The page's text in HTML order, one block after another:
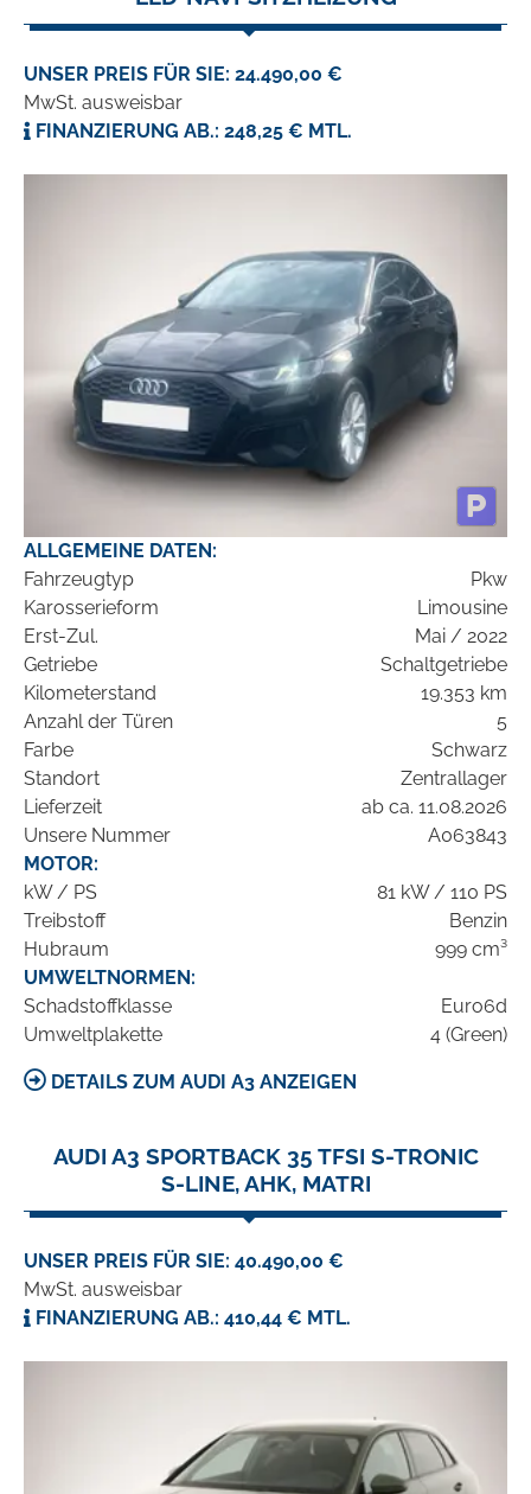
UNSER PREIS FÜR SIE: 24.490,00 €
MwSt. ausweisbar
FINANZIERUNG AB.: 248,25 € MTL.
ALLGEMEINE DATEN:
Fahrzeugtyp
Pkw
Karosserieform
Limousine
Erst-Zul.
Mai / 2022
Getriebe
Schaltgetriebe
Kilometerstand
19.353 km
Anzahl der Türen
5
Farbe
Schwarz
Standort
Zentrallager
Lieferzeit
ab ca. 11.08.2026
Unsere Nummer
A063843
MOTOR:
kW / PS
81 kW / 110 PS
Treibstoff
Benzin
Hubraum
999 cm³
UMWELTNORMEN:
Schadstoffklasse
Euro6d
Umweltplakette
4 (Green)
DETAILS ZUM AUDI A3 ANZEIGEN
AUDI A3 SPORTBACK 35 TFSI S-TRONIC
S-LINE, AHK, MATRI
UNSER PREIS FÜR SIE: 40.490,00 €
MwSt. ausweisbar
FINANZIERUNG AB.: 410,44 € MTL.